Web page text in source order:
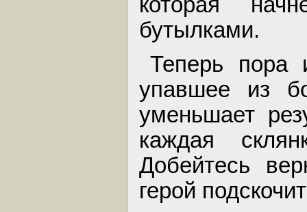
бутылками.
Теперь пора
упавшее из
уменьшает
каждая
Добейтесь
герой